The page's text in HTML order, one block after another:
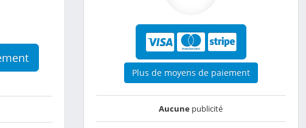
Plus de moyens de paiement
Aucune publicité